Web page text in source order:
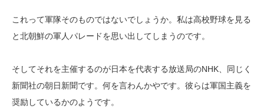
これって軍隊そのものではないでしょうか。私は高校野球を見る
と北朝鮮の軍人パレードを思い出してしまうのです。
そしてそれを主催するのが日本を代表する放送局のNHK、同じく
新聞社の朝日新聞です。何を言わんかやです。彼らは軍国主義を
奨励しているかのようです。